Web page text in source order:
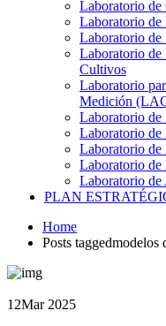
Laboratorio de
Laboratorio de
Laboratorio de
Laboratorio
Cultivos
Laboratorio
Medición
Laboratorio de
Laboratorio de
Laboratorio de
Laboratorio
Laboratorio de
PLAN
Home
Posts taggedmodelos
12Mar 2025